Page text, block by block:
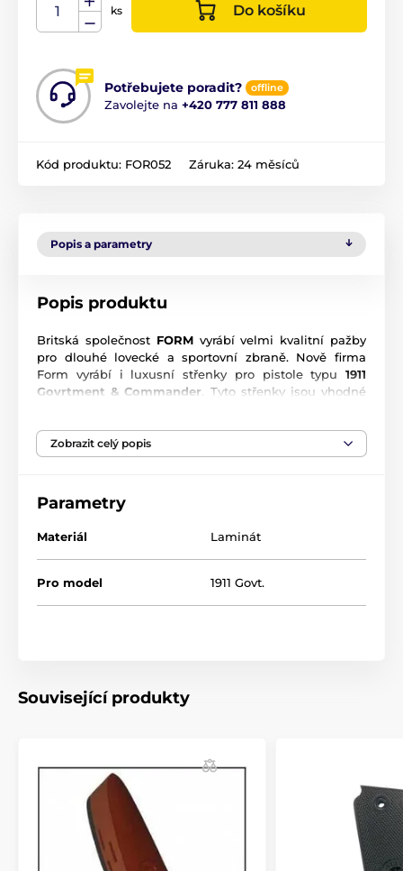
ks Do košíku
Potřebujete poradit? offline
Zavolejte na +420 777 811 888
Kód produktu: FOR052 Záruka: 24 měsíců
Popis a parametry
Popis produktu
Britská společnost FORMvyrábí velmi kvalitní pažby
pro dlouhé lovecké a sportovní zbraně. Nově firma
Form vyrábí i luxusní střenky pro pistole typu 1911
Govrtment & Commander . Tyto střenky jsou vhodné
Barvy pažeb: Kanadský ořech, modro a černá, ebenově
Střenky jsou vyráběny ve třech stylech úpravy povrchů:
FORM
tolerancemi pro dokonalé uchycení na zbraň. Každá
střenka je pečlivě ručně dokončena pomocí Tru Oil a
Zobrazit celý popis
Parametry
Materiál Laminát
Pro model 1911 Govt.
Související produkty